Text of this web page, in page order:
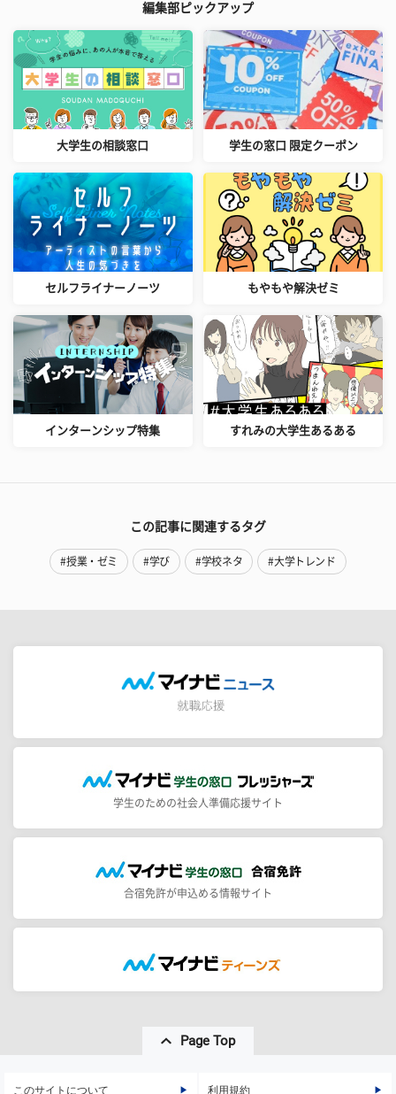
編集部ピックアップ
大学生の相談窓口 学生の窓口 限定クーポン
セルフライナーノーツ もやもや解決ゼミ
インターンシップ特集 すれみの大学生あるある
この記事に関連するタグ
#授業・ゼミ #学び #学校ネタ #大学トレンド
学生のための社会人準備応援サイト
合宿免許が申込める情報サイト
Page Top
このサイトについて 利用規約